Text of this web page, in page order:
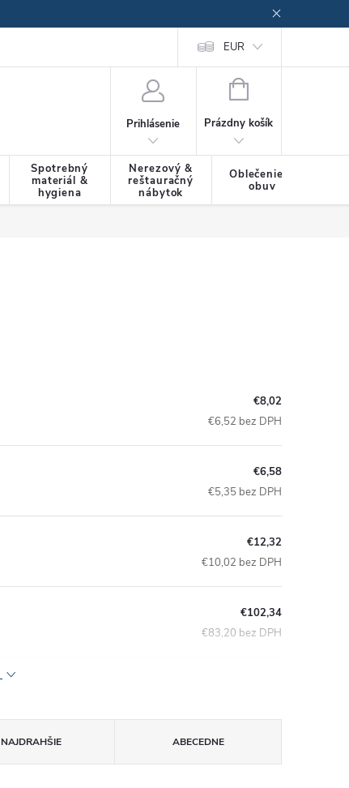
EUR
Prihlásenie
NÁKUPNÝ
Prázdny košík
Spotrebný
materiál &
hygiena
Nerezový &
reštauračný
nábytok
Oblečenie &
obuv
€8,02
€6,52 bez DPH
€6,58
€5,35 bez DPH
€12,32
€10,02 bez DPH
€102,34
€83,20 bez DPH
NAJDRAHŠIE ABECEDNE